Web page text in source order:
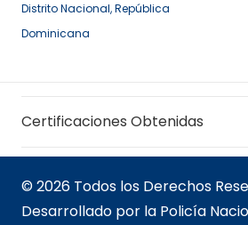
Distrito Nacional, República
Dominicana
Certificaciones Obtenidas
© 2026 Todos los Derechos
Desarrollado por la Policía